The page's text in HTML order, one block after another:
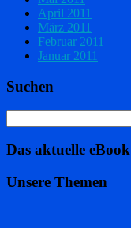
April 2011
März 2011
Februar 2011
Januar 2011
Suchen
Das aktuelle eBook
Unsere Themen